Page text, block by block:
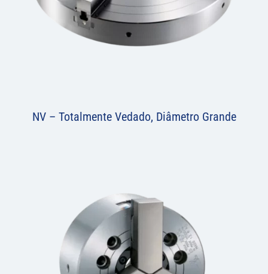
NV – Totalmente Vedado, Diâmetro Grande